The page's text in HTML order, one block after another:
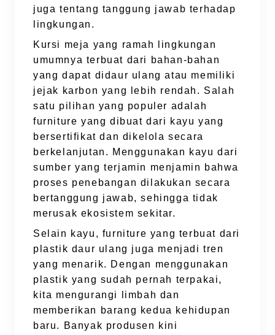
juga tentang tanggung jawab terhadap
lingkungan.
Kursi meja yang ramah lingkungan
umumnya terbuat dari bahan-bahan
yang dapat didaur ulang atau memiliki
jejak karbon yang lebih rendah. Salah
satu pilihan yang populer adalah
furniture yang dibuat dari kayu yang
bersertifikat dan dikelola secara
berkelanjutan. Menggunakan kayu dari
sumber yang terjamin menjamin bahwa
proses penebangan dilakukan secara
bertanggung jawab, sehingga tidak
merusak ekosistem sekitar.
Selain kayu, furniture yang terbuat dari
plastik daur ulang juga menjadi tren
yang menarik. Dengan menggunakan
plastik yang sudah pernah terpakai,
kita mengurangi limbah dan
memberikan barang kedua kehidupan
baru. Banyak produsen kini